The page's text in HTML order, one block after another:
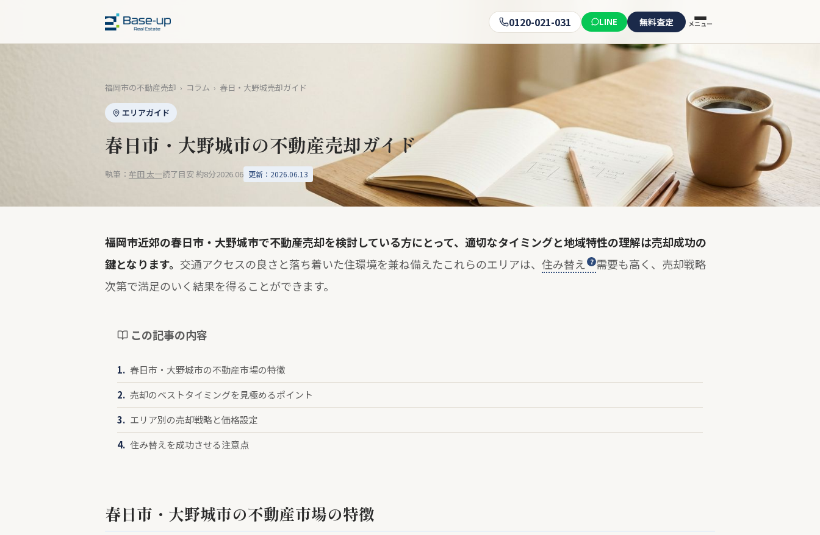
0120-021-031 LINE 無料査定 メニュー
福岡市の不動産売却 › コラム › 春日・大野城売却ガイド
エリアガイド
春日市・大野城市の不動産売却ガイド
執筆： 牟田 太一読了目安 約8分2026.06 更新：2026.06.13
福岡市近郊の春日市・大野城市で不動産売却を検討している方にとって、適切なタイミングと地域特性の理解は売却成功の
鍵となります。 交通アクセスの良さと落ち着いた住環境を兼ね備えたこれらのエリアは、 住み替え
需要も高く、売却戦略
次第で満足のいく結果を得ることができます。
この記事の内容
春日市・大野城市の不動産市場の特徴
売却のベストタイミングを見極めるポイント
エリア別の売却戦略と価格設定
住み替えを成功させる注意点
春日市・大野城市の不動産市場の特徴